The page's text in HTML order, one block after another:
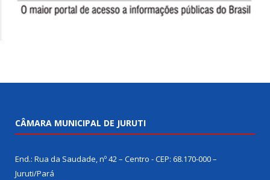
CÂMARA MUNICIPAL DE JURUTI
End.: Rua da Saudade, nº 42 – Centro - CEP: 68.170-000 –
Juruti/Pará